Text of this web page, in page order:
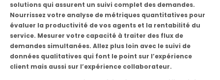
solutions qui assurent un suivi complet des demandes.
Nourrissez votre analyse de métriques quantitatives pour
évaluer la productivité de vos agents et la rentabilité du
service. Mesurer votre capacité à traiter des flux de
demandes simultanées. Allez plus loin avec le suivi de
données qualitatives qui font le point sur l’expérience
client mais aussi sur l’expérience collaborateur.